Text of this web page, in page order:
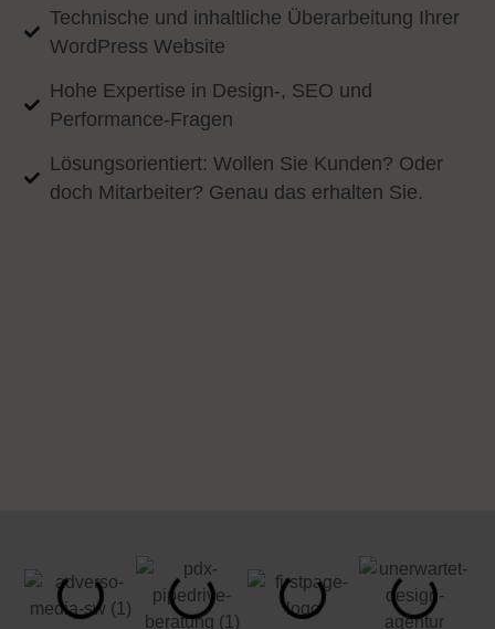
Technische und inhaltliche Überarbeitung Ihrer
WordPress Website
Hohe Expertise in Design-, SEO und
Performance-Fragen
Lösungsorientiert: Wollen Sie Kunden? Oder
doch Mitarbeiter? Genau das erhalten Sie.